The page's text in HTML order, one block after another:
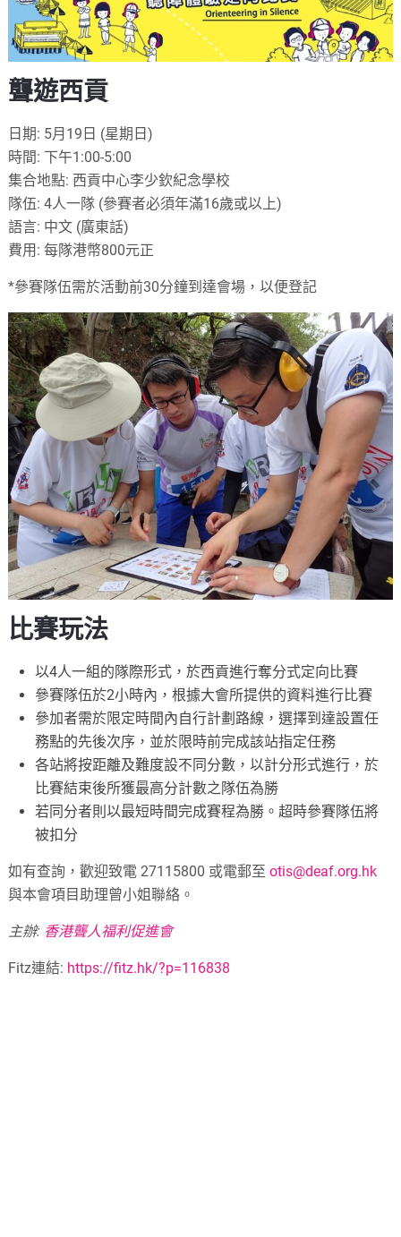
聾遊西貢
日期: 5月19日 (星期日)
時間: 下午1:00-5:00
集合地點: 西貢中心李少欽紀念學校
隊伍: 4人一隊 (參賽者必須年滿16歲或以上)
語言: 中文 (廣東話)
費用: 每隊港幣800元正
*參賽隊伍需於活動前30分鐘到達會場，以便登記
比賽玩法
以4人一組的隊際形式，於西貢進行奪分式定向比賽
參賽隊伍於2小時內，根據大會所提供的資料進行比賽
參加者需於限定時間內自行計劃路線，選擇到達設置任
務點的先後次序，並於限時前完成該站指定任務
各站將按距離及難度設不同分數，以計分形式進行，於
比賽結束後所獲最高分計數之隊伍為勝
若同分者則以最短時間完成賽程為勝。超時參賽隊伍將
被扣分
如有查詢，歡迎致電 27115800 或電郵至otis@deaf.org.hk
與本會項目助理曾小姐聯絡。
主辦: 香港聾人福利促進會
Fitz連結: https://fitz.hk/?p=116838